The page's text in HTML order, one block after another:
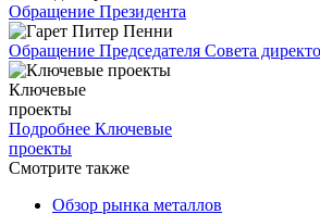
Обращение Президента
Обращение Председателя Совета
Ключевые
проекты
Подробнее Ключевые
проекты
Смотрите также
Обзор рынка металлов